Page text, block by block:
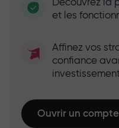
Découvrez la
et les
Affinez vos
confiance
Ouvrir un